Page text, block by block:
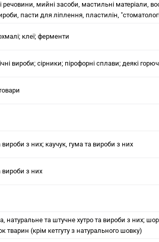
речовини, мийні засоби, мастильні матеріали,
пасти для ліплення, пластилін,
клеї; ферменти
вироби; сірники; пірофорні сплави; деякі
з них; каучук, гума та вироби з них
вироби з них
натуральне та штучне хутро та вироби з них;
тварин (крім кетгуту з натурального шовку)